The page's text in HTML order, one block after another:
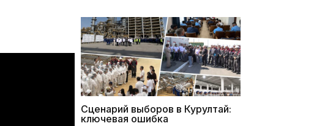
Сценарий выборов в Курултай:
ключевая ошибка